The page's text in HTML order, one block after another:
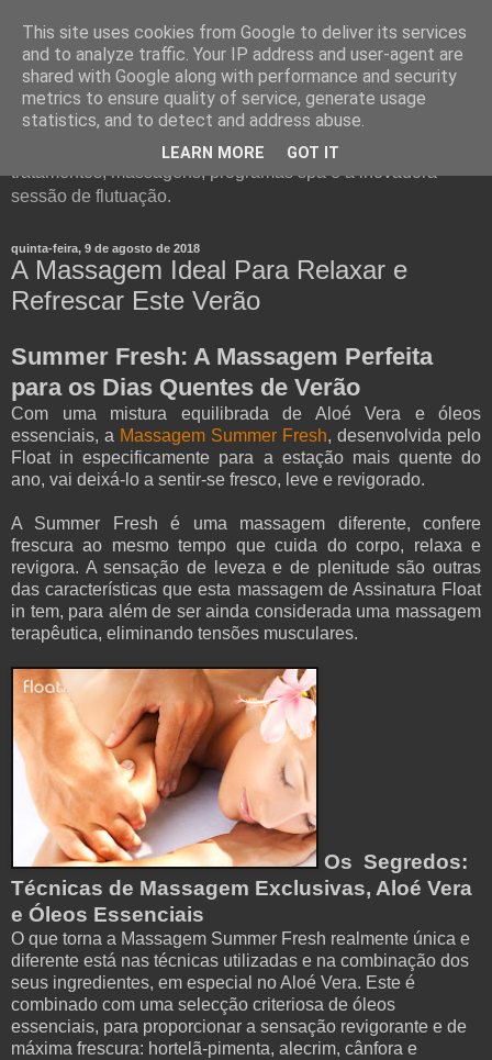
Float in - um conceito único de Spa. Visite o nosso Blog e
conheça todos os detalhes e informações sobre
tratamentos, massagens, programas spa e a inovadora
sessão de flutuação.
quinta-feira, 9 de agosto de 2018
A Massagem Ideal Para Relaxar e
Refrescar Este Verão
Summer Fresh: A Massagem Perfeita
para os Dias Quentes de Verão
Com uma mistura equilibrada de Aloé Vera e óleos
essenciais, a Massagem Summer Fresh, desenvolvida pelo
Float in especificamente para a estação mais quente do
ano, vai deixá-lo a sentir-se fresco, leve e revigorado.
A Summer Fresh é uma massagem diferente, confere
frescura ao mesmo tempo que cuida do corpo, relaxa e
revigora. A sensação de leveza e de plenitude são outras
das características que esta massagem de Assinatura Float
in tem, para além de ser ainda considerada uma massagem
terapêutica, eliminando tensões musculares.
Os Segredos:
Técnicas de Massagem Exclusivas, Aloé Vera
e Óleos Essenciais
O que torna a Massagem Summer Fresh realmente única e
diferente está nas técnicas utilizadas e na combinação dos
seus ingredientes, em especial no Aloé Vera. Este é
combinado com uma selecção criteriosa de óleos
essenciais, para proporcionar a sensação revigorante e de
máxima frescura: hortelã-pimenta, alecrim, cânfora e
This site uses cookies from Google to deliver its services
and to analyze traffic. Your IP address and user-agent are
shared with Google along with performance and security
metrics to ensure quality of service, generate usage
statistics, and to detect and address abuse.
LEARN MORE GOT IT